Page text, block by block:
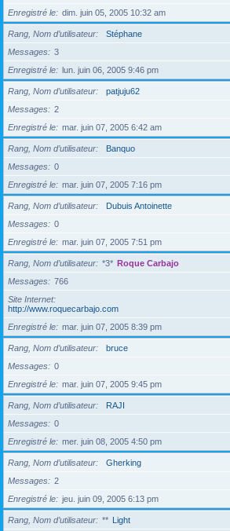
Enregistré le
dim. juin 05, 2005 10:32 am
Rang, Nom d’utilisateur
Stéphane
Messages
3
Enregistré le
lun. juin 06, 2005 9:46 pm
Rang, Nom d’utilisateur
patjuju62
Messages
2
Enregistré le
mar. juin 07, 2005 6:42 am
Rang, Nom d’utilisateur
Banquo
Messages
0
Enregistré le
mar. juin 07, 2005 7:16 pm
Rang, Nom d’utilisateur
Dubuis Antoinette
Messages
0
Enregistré le
mar. juin 07, 2005 7:51 pm
Rang, Nom d’utilisateur *3* Roque Carbajo
Messages
766
Site Internet
http://www.roquecarbajo.com
Enregistré le
mar. juin 07, 2005 8:39 pm
Rang, Nom d’utilisateur
bruce
Messages
0
Enregistré le
mar. juin 07, 2005 9:45 pm
Rang, Nom d’utilisateur
RAJI
Messages
0
Enregistré le
mer. juin 08, 2005 4:50 pm
Rang, Nom d’utilisateur
Gherking
Messages
2
Enregistré le
jeu. juin 09, 2005 6:13 pm
Rang, Nom d’utilisateur ** Light